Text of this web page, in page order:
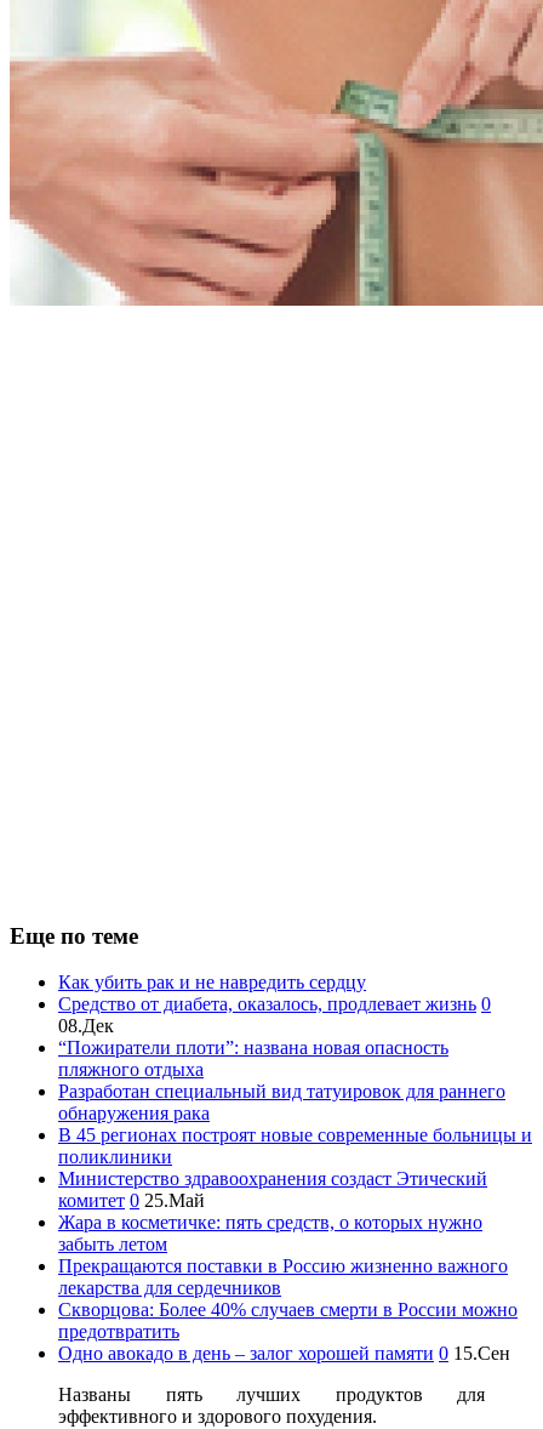
Еще по теме
Как убить рак и не навредить сердцу
Средство от диабета, оказалось, продлевает жизнь 0
08.Дек
“Пожиратели плоти”: названа новая опасность
пляжного отдыха
Разработан специальный вид татуировок для раннего
обнаружения рака
В 45 регионах построят новые современные больницы и
поликлиники
Министерство здравоохранения создаст Этический
комитет 0 25.Май
Жара в косметичке: пять средств, о которых нужно
забыть летом
Прекращаются поставки в Россию жизненно важного
лекарства для сердечников
Скворцова: Более 40% случаев смерти в России можно
предотвратить
Одно авокадо в день – залог хорошей памяти 0 15.Сен
Названы пять лучших продуктов для
эффективного и здорового похудения.